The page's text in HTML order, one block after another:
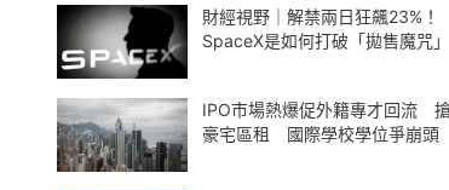
財經視野｜解禁兩日狂飆23%！
SpaceX是如何打破「拋售魔咒
IPO市場熱爆促外籍專才回流
豪宅區租 國際學校學位爭崩頭